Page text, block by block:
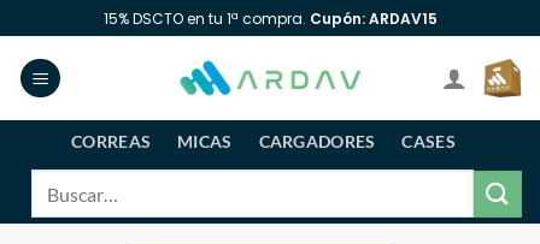
al
contenido
15% DSCTO en tu 1ª compra. Cupón: ARDAV15
CORREAS MICAS CARGADORES
CASES